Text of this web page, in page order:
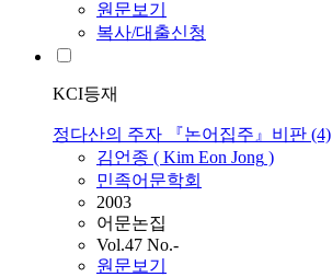
원문보기
복사/대출신청
KCI등재
정다산의 주자 『논어집주』비판 (4)
김언종 ( Kim Eon Jong )
민족어문학회
2003
어문논집
Vol.47 No.-
원문보기